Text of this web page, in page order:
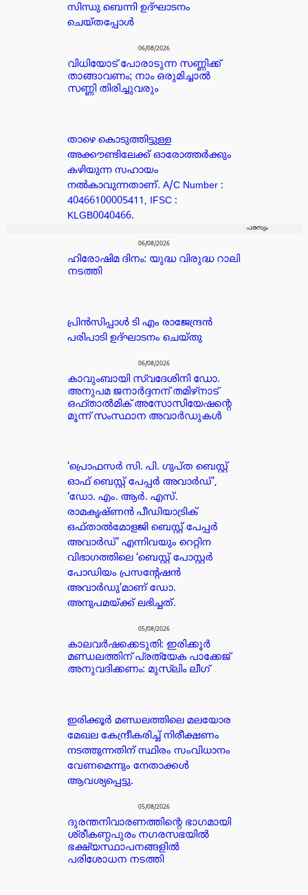
സിന്ധു ബെന്നി ഉദ്ഘാടനം
ചെയ്തപ്പോൾ
06/08/2026
വിധിയോട് പോരാടുന്ന സണ്ണിക്ക്
താങ്ങാവണം; നാം ഒരുമിച്ചാൽ
സണ്ണി തിരിച്ചുവരും
താഴെ കൊടുത്തിട്ടുള്ള
അക്കൗണ്ടിലേക്ക് ഓരോത്തർക്കും
കഴിയുന്ന സഹായം
നൽകാവുന്നതാണ്. A/C Number :
40466100005411, IFSC :
KLGB0040466.
പരസ്യം
06/08/2026
ഹിരോഷിമ ദിനം: യുദ്ധ വിരുദ്ധ റാലി
നടത്തി
പ്രിൻസിപ്പാൾ ടി എം രാജേന്ദ്രൻ
പരിപാടി ഉദ്ഘാടനം ചെയ്തു
06/08/2026
കാവുംബായി സ്വദേശിനി ഡോ.
അനുപമ ജനാർദ്ദനന് തമിഴ്‌നാട്
ഒഫ്താൽമിക് അസോസിയേഷന്റെ
മൂന്ന് സംസ്ഥാന അവാർഡുകൾ
‘പ്രൊഫസർ സി. പി. ഗുപ്ത ബെസ്റ്റ്
ഓഫ് ബെസ്റ്റ് പേപ്പർ അവാർഡ്’,
‘ഡോ. എം. ആർ. എസ്.
രാമകൃഷ്ണൻ പീഡിയാട്രിക്
ഒഫ്താൽമോളജി ബെസ്റ്റ് പേപ്പർ
അവാർഡ്’ എന്നിവയും റെറ്റിന
വിഭാഗത്തിലെ ‘ബെസ്റ്റ് പോസ്റ്റർ
പോഡിയം പ്രസന്റേഷൻ
അവാർഡു’മാണ് ഡോ.
അനുപമയ്ക്ക് ലഭിച്ചത്.
05/08/2026
കാലവർഷക്കെടുതി: ഇരിക്കൂർ
മണ്ഡലത്തിന് പ്രത്യേക പാക്കേജ്
അനുവദിക്കണം: മുസ്ലിം ലീഗ്
ഇരിക്കൂർ മണ്ഡലത്തിലെ മലയോര
മേഖല കേന്ദ്രീകരിച്ച് നിരീക്ഷണം
നടത്തുന്നതിന് സ്ഥിരം സംവിധാനം
വേണമെന്നും നേതാക്കൾ
ആവശ്യപ്പെട്ടു.
05/08/2026
ദുരന്തനിവാരണത്തിന്റെ ഭാഗമായി
ശ്രീകണ്ഠപുരം നഗരസഭയിൽ
ഭക്ഷ്യസ്ഥാപനങ്ങളിൽ
പരിശോധന നടത്തി